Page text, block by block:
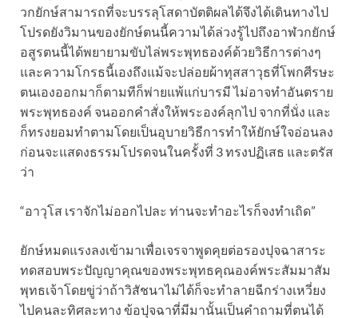
วกยักษ์สามารถที่จะบรรลุโสดาบัตติผลได้จึงได้เดินทางไป
โปรดยังวิมานของยักษ์ตนนี้ความได้ล่วงรู้ไปถึงอาฬวกยักษ์
อสูรตนนี้ได้พยายามขับไล่พระพุทธองค์ด้วยวิธีการต่างๆ
และความโกรธนี้เองถึงแม้จะปล่อยผ้าทุสสาวุธที่โพกศีรษะ
ตนเองออกมาก็ตามทีก็พ่ายแพ้แก่บารมี ไม่อาจทำอันตราย
พระพุทธองค์ จนออกคำสั่งให้พระองค์ลุกไป จากที่นั่ง และ
ก็ทรงยอมทำตามโดยเป็นอุบายวิธีการทำให้ยักษ์ใจอ่อนลง
ก่อนจะแสดงธรรมโปรดจนในครั้งที่ 3 ทรงปฏิเสธ และตรัส
ว่า
“อาวุโส เราจักไม่ออกไปละ ท่านจะทำอะไรก็จงทำเถิด”
ยักษ์หมดแรงลงเข้ามาเพื่อเจรจาพูดคุยต่อรองปุจฉาสาระ
ทดสอบพระปัญญาคุณของพระพุทธคุณองค์พระสัมมาสัม
พุทธเจ้าโดยขู่ว่าถ้าวิสัชนาไม่ได้ก็จะทำลายฉีกร่างเหวี่ยง
ไปคนละทิศละทาง ข้อปุจฉาที่มีมานั้นเป็นคำถามที่ตนได้